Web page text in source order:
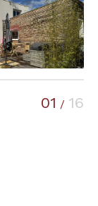
01 / 16
PISCINE